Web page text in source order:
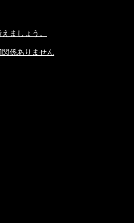
ましょう。
係ありません